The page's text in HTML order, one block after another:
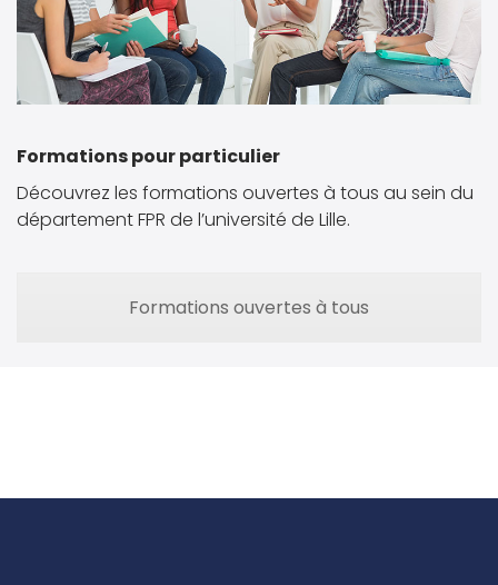
Formations pour particulier
Découvrez les formations ouvertes à tous au sein du
département FPR de l’université de Lille.
Formations ouvertes à tous